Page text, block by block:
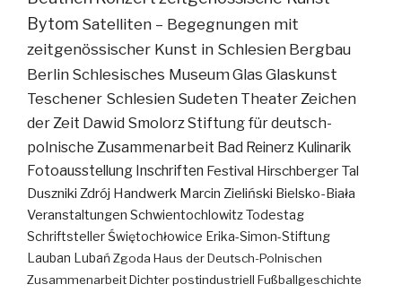
Bytom Satelliten – Begegnungen mit
zeitgenössischer Kunst in Schlesien Bergbau
Berlin Schlesisches MuseumGlas Glaskunst
Teschener Schlesien Sudeten TheaterZeichen
der Zeit Dawid SmolorzStiftung für deutsch-
polnische Zusammenarbeit Bad Reinerz Kulinarik
Fotoausstellung Inschriften Festival Hirschberger Tal
Duszniki Zdrój Handwerk Marcin Zieliński Bielsko-Biała
Veranstaltungen SchwientochlowitzTodestag
SchriftstellerŚwiętochłowice Erika-Simon-Stiftung
Lauban LubańZgoda Haus der Deutsch-Polnischen
ZusammenarbeitDichterpostindustriell Fußballgeschichte